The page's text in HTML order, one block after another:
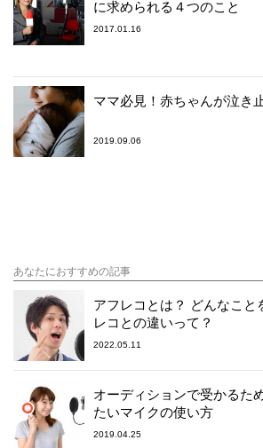
に求められる４つのこと
2017.01.16
ママ必見！赤ちゃんが泣き
2019.09.06
あなたにおすすめの記事
アフレコとは？ どんなこと
レコとの違いって？
2022.05.11
オーディションで受かるた
たいマイクの使い方
2019.04.25